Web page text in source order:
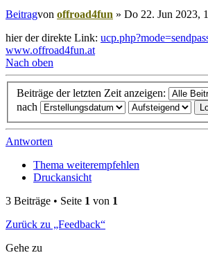
Beitragvon offroad4fun » Do 22. Jun 2023,
hier der direkte Link:
www.offroad4fun.at
Nach oben
Beiträge der letzten Zeit anzeigen:
nach
Antworten
Thema weiterempfehlen
Druckansicht
3 Beiträge • Seite 1 von 1
Zurück zu „Feedback“
Gehe zu